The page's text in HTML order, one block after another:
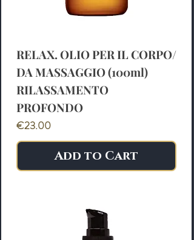
RELAX. OLIO PER IL CORPO/
DA MASSAGGIO (100ml)
RILASSAMENTO
PROFONDO
Price
€23.00
Add to Cart